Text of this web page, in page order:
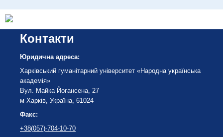
Контакти
Юридична адреса:
Харківський гуманітарний університет «Народна українська
академія»
Вул. Майка Йогансена, 27
м Харків, Україна, 61024
Факс:
+38(057)-704-10-70